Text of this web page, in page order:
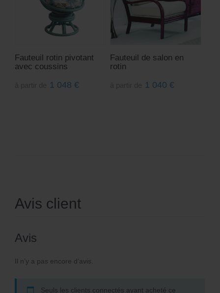
Fauteuil rotin pivotant
avec coussins
1 048 €
Fauteuil de salon en
rotin
1 040 €
Avis client
Avis
Il n’y a pas encore d’avis.
Seuls les clients connectés ayant acheté ce